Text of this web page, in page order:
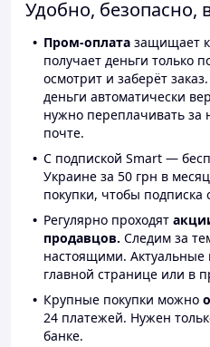
Удобно, безопасно,
Пром-оплата защищает
получает деньги только
осмотрит и заберёт
деньги автоматически
нужно переплачивать
почте.
С подпиской Smart —
Украине за 50 грн в
покупки, чтобы подписка
Регулярно проходят
продавцов. Следим за
настоящими.
главной странице или в
Крупные покупки можно
24 платежей. Нужен
банке.